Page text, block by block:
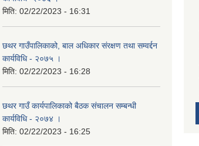
मिति: 02/22/2023 - 16:31
छथर गाउँपालिकाको, बाल अधिकार संरक्षण तथा सम्वर्द्दन
कार्यविधि - २०७५ ।
मिति: 02/22/2023 - 16:28
छथर गाउँ कार्यपालिकाको बैठक संचालन सम्बन्धी
कार्यविधि - २०७४ ।
मिति: 02/22/2023 - 16:25